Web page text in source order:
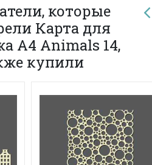
которые
Карта для
А4 Animals 14,
купили